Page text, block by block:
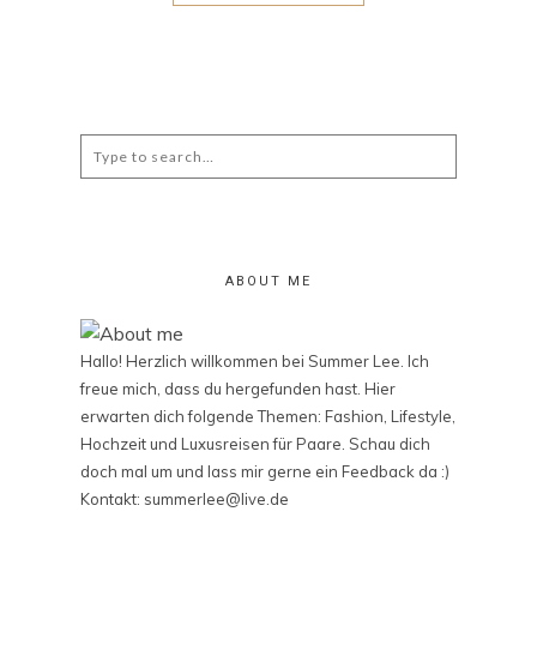
Search
for:
ABOUT ME
Hallo! Herzlich willkommen bei Summer Lee. Ich
freue mich, dass du hergefunden hast. Hier
erwarten dich folgende Themen: Fashion, Lifestyle,
Hochzeit und Luxusreisen für Paare. Schau dich
doch mal um und lass mir gerne ein Feedback da :)
Kontakt: summerlee@live.de